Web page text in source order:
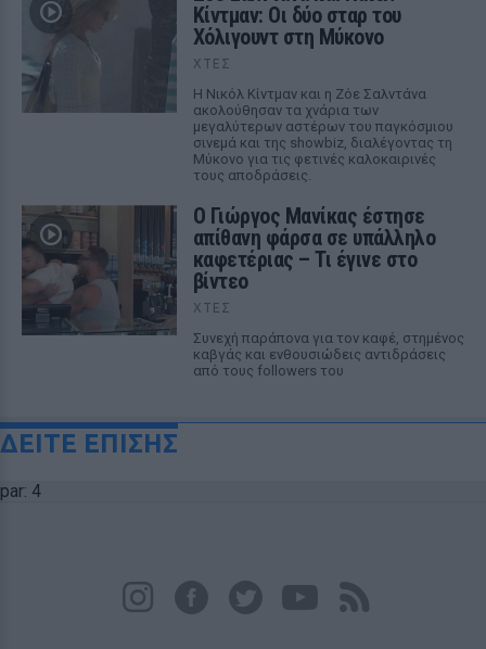
Κίντμαν: Οι δύο σταρ του
Χόλιγουντ στη Μύκονο
ΧΤΕΣ
Η Νικόλ Κίντμαν και η Ζόε Σαλντάνα
ακολούθησαν τα χνάρια των
μεγαλύτερων αστέρων του παγκόσμιου
σινεμά και της showbiz, διαλέγοντας τη
Μύκονο για τις φετινές καλοκαιρινές
τους αποδράσεις.
Ο Γιώργος Μανίκας έστησε
απίθανη φάρσα σε υπάλληλο
καφετέριας – Τι έγινε στο
βίντεο
ΧΤΕΣ
Συνεχή παράπονα για τον καφέ, στημένος
καβγάς και ενθουσιώδεις αντιδράσεις
από τους followers του
ΔΕΙΤΕ ΕΠΙΣΗΣ
par: 4